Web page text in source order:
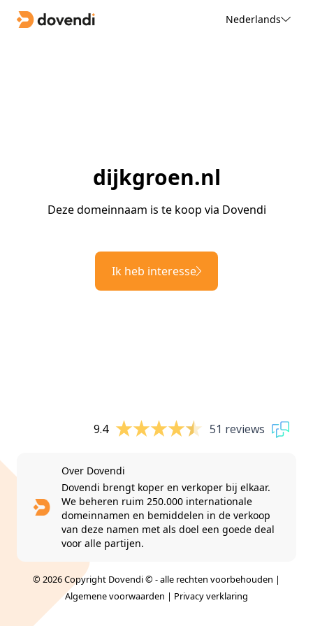
Nederlands
dijkgroen.nl
Deze domeinnaam is te koop via Dovendi
Ik heb interesse
9.4 51 reviews
Over Dovendi
Dovendi brengt koper en verkoper bij elkaar.
We beheren ruim 250.000 internationale
domeinnamen en bemiddelen in de verkoop
van deze namen met als doel een goede deal
voor alle partijen.
© 2026 Copyright Dovendi © - alle rechten voorbehouden |
Algemene voorwaarden | Privacy verklaring